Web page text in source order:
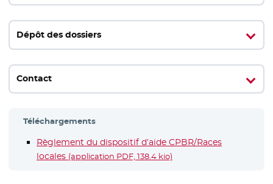
Dépôt des dossiers
Contact
Téléchargements
Règlement du dispositif d’aide CPBR/Races
locales (application PDF, 138.4 kio)